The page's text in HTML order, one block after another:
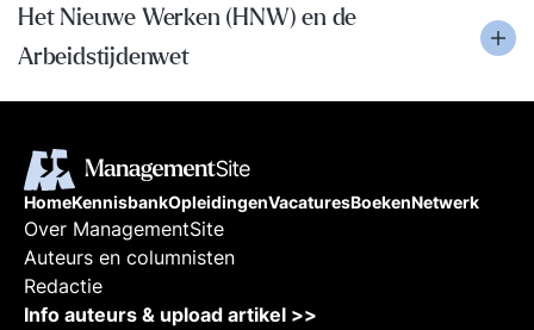
Het Nieuwe Werken (HNW) en de
Arbeidstijdenwet
HomeKennisbankOpleidingenVacaturesBoekenNetwerk
Over ManagementSite
Auteurs en columnisten
Redactie
Info auteurs & upload artikel >>